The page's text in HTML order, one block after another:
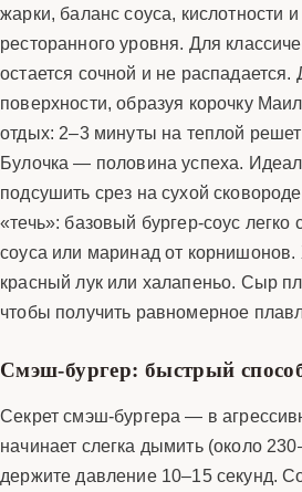
жарки, баланс соуса, кислотности
ресторанного уровня. Для
остается сочной и не
поверхности, образуя корочку
отдых: 2–3 минуты на теплой
Булочка — половина успеха.
подсушить срез на сухой
«течь»: базовый бургер-соус
соуса или маринад от
красный лук или халапеньо. Сыр
чтобы получить равномерное
Смэш-бургер: быстрый
Секрет смэш-бургера — в
начинает слегка дымить (около
держите давление 10–15 секунд.